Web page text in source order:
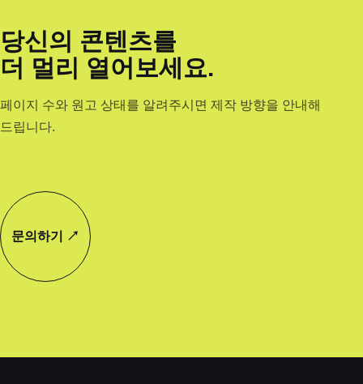
당신의 콘텐츠를
더 멀리 열어보세요.
페이지 수와 원고 상태를 알려주시면 제작 방향을 안내해
드립니다.
문의하기 ↗